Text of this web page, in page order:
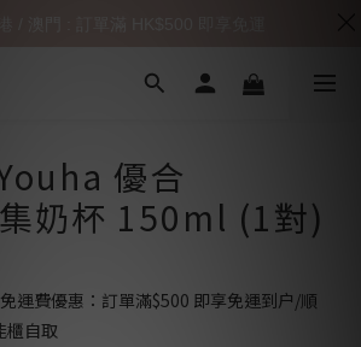
優合
奶杯 150ml (1對)
運費優惠：訂單滿$500 即享免運到户/順
櫃自取